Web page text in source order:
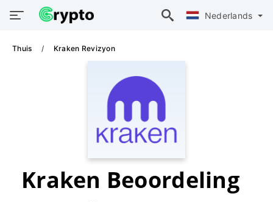
Nederlands
Thuis Kraken Revizyon
Kraken Beoordeling